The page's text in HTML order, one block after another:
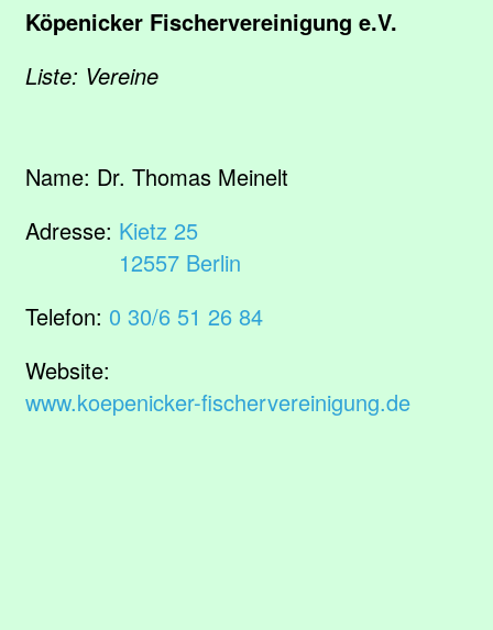
Köpenicker Fischervereinigung e.V.
Liste: Vereine
Name: Dr. Thomas Meinelt
Adresse: Kietz 25
12557 Berlin
Telefon: 0 30/6 51 26 84
Website:
www.koepenicker-fischervereinigung.de